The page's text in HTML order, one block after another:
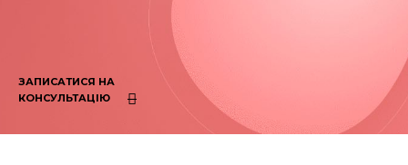
ЗАПИСАТИСЯ НА
КОНСУЛЬТАЦІЮ